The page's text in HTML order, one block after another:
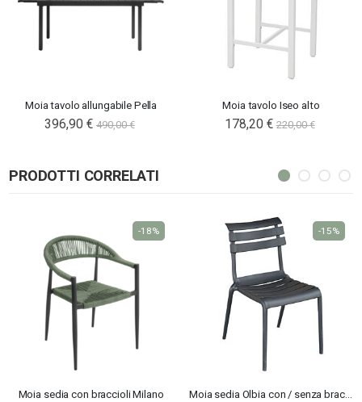
Moia tavolo allungabile Pella
Special
Price
396,90 € 490,00 €
Moia tavolo Iseo alto
178,20 € 220,00 €
PRODOTTI CORRELATI
Moia sedia con braccioli Milano
-18%
Moia sedia Olbia con / senza braccioli
-15%